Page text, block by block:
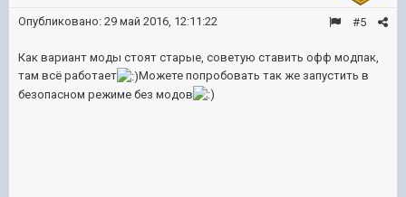
#5
Опубликовано: 29 май 2016, 12:11:22
Как вариант моды стоят старые, советую ставить офф модпак,
там всё работает
Можете попробовать так же запустить в
безопасном режиме без модов